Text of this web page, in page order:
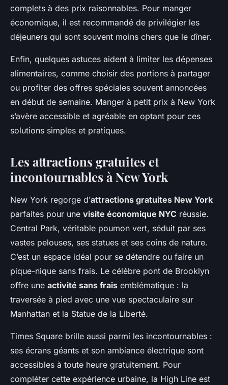
complets à des prix raisonnables. Pour manger
économique, il est recommandé de privilégier les
déjeuners qui sont souvent moins chers que le dîner.
Enfin, quelques astuces aident à limiter les dépenses
alimentaires, comme choisir des portions à partager
ou profiter des offres spéciales souvent annoncées
en début de semaine. Manger à petit prix à New York
s’avère accessible et agréable en optant pour ces
solutions simples et pratiques.
Les attractions gratuites et
incontournables à New York
New York regorge d’attractions gratuites New York
parfaites pour une visite économique NYC réussie.
Central Park, véritable poumon vert, séduit par ses
vastes pelouses, ses statues et ses coins de nature.
C’est un espace idéal pour se détendre ou faire un
pique-nique sans frais. Le célèbre pont de Brooklyn
offre une activité sans frais emblématique : la
traversée à pied avec une vue spectaculaire sur
Manhattan et la Statue de la Liberté.
Times Square brille aussi parmi les incontournables :
ses écrans géants et son ambiance électrique sont
accessibles à toute heure gratuitement. Pour
compléter cette expérience urbaine, la High Line est